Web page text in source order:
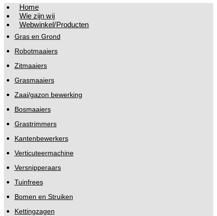
Home
Wie zijn wij
Webwinkel/Producten
Gras en Grond
Robotmaaiers
Zitmaaiers
Grasmaaiers
Zaai/gazon bewerking
Bosmaaiers
Grastrimmers
Kantenbewerkers
Verticuteermachine
Versnipperaars
Tuinfrees
Bomen en Struiken
Kettingzagen